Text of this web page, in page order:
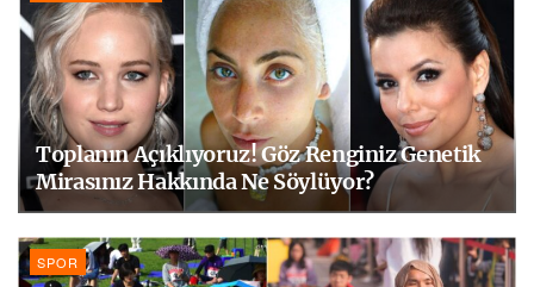
Toplanın Açıklıyoruz! Göz Renginiz Genetik
Mirasınız Hakkında Ne Söylüyor?
SPOR